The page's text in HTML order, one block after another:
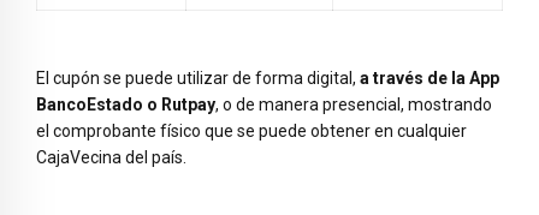
El cupón se puede utilizar de forma digital, a través de la App
BancoEstado o Rutpay, o de manera presencial, mostrando
el comprobante físico que se puede obtener en cualquier
CajaVecina del país.